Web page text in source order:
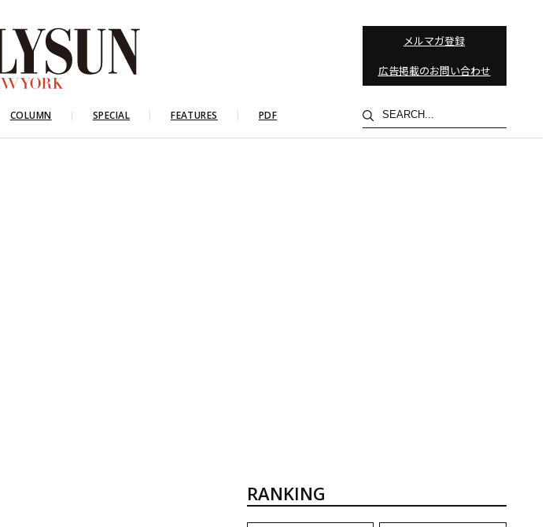
メルマガ登録
広告掲載のお問い合わせ
COLUMN SPECIAL FEATURES PDF
検
索
RANKING